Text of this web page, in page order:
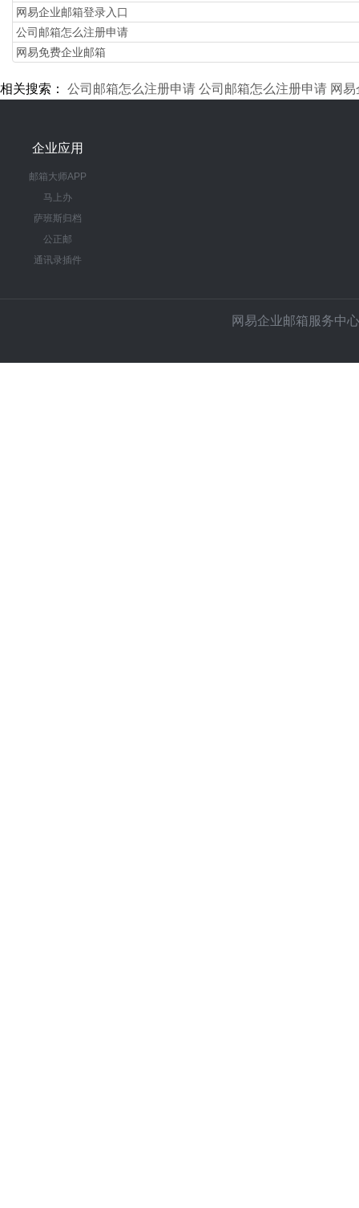
网易企业邮箱登录入口
公司邮箱怎么注册申请
网易免费企业邮箱
相关搜索： 公司邮箱怎么注册申请 公司邮箱怎么注册申请 网
企业应用
邮箱大师APP
马上办
萨班斯归档
公正邮
通讯录插件
网易企业邮箱服务